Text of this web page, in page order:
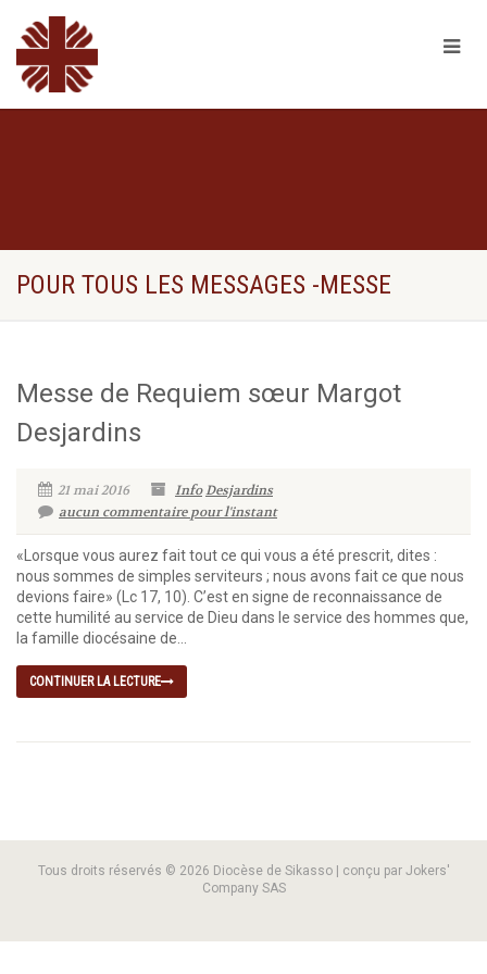
POUR TOUS LES MESSAGES -MESSE
Messe de Requiem sœur Margot
Desjardins
21 mai 2016 InfoDesjardins
aucun commentaire pour l'instant
«Lorsque vous aurez fait tout ce qui vous a été prescrit, dites :
nous sommes de simples serviteurs ; nous avons fait ce que nous
devions faire» (Lc 17, 10). C’est en signe de reconnaissance de
cette humilité au service de Dieu dans le service des hommes que,
la famille diocésaine de...
CONTINUER LA LECTURE
Tous droits réservés © 2026 Diocèse de Sikasso | conçu par Jokers'
Company SAS